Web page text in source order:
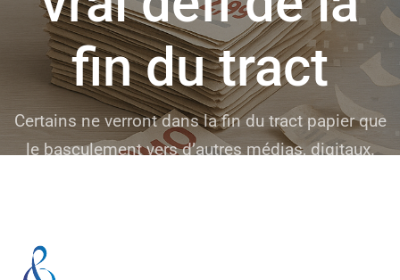
fin du tract
Certains ne verront dans la fin du tract papier que
le basculement vers d’autres médias, digitaux.